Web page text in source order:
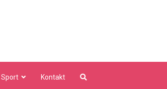
Sport Kontakt